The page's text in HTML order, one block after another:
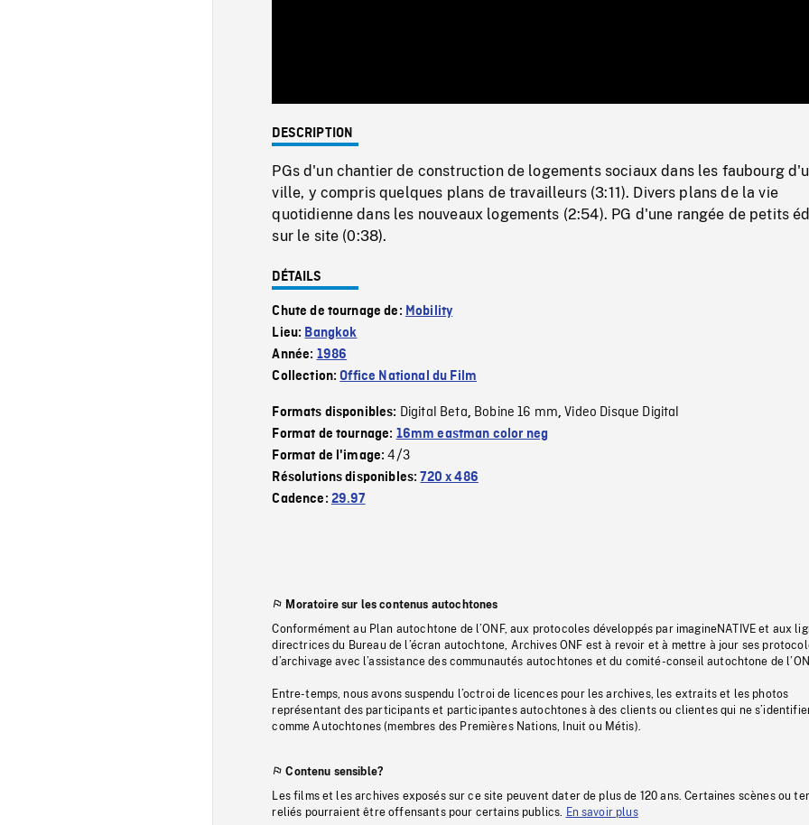
0%
DESCRIPTION
PGs d'un chantier de construction de logements sociaux dans les faubourg
ville, y compris quelques plans de travailleurs (3:11). Divers plans de la vie
quotidienne dans les nouveaux logements (2:54). PG d'une rangée de petits
sur le site (0:38).
DÉTAILS
Chute de tournage de: Mobility
Lieu: Bangkok
Année: 1986
Collection:Office National du Film
Formats disponibles: Digital Beta, Bobine 16 mm,Video Disque Digital
Format de tournage: 16mm eastman color neg
Format de l'image:4/3
Résolutions disponibles:720 x 486
Cadence: 29.97
Moratoire sur les contenus autochtones
Conformément au Plan autochtone de l’ONF, aux protocoles développés par imagineNATIVE et aux
directrices du Bureau de l’écran autochtone, Archives ONF est à revoir et à mettre à jour ses
d’archivage avec l’assistance des communautés autochtones et du comité-conseil autochtone de
Entre-temps, nous avons suspendu l’octroi de licences pour les archives, les extraits et les photos
représentant des participants et participantes autochtones à des clients ou clientes qui ne
comme Autochtones (membres des Premières Nations, Inuit ou Métis).
Contenu sensible?
Les films et les archives exposés sur ce site peuvent dater de plus de 120 ans. Certaines scènes ou
reliés pourraient être offensants pour certains publics.
En savoir plus